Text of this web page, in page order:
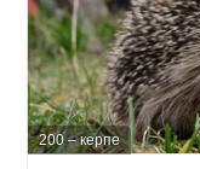
200 – керпе